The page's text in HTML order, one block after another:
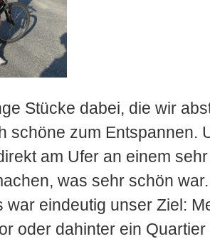
Stücke dabei, die wir
schöne zum Entspannen.
am Ufer an einem
was sehr schön
war eindeutig unser Ziel:
oder dahinter ein